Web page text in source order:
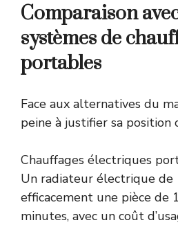
Comparaison
systèmes de
portables
Face aux alternatives du
peine à justifier sa position
Chauffages électriques
Un radiateur électrique
efficacement une pièce de
minutes, avec un coût